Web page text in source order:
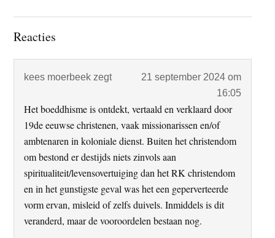
Lees
Reacties
kees moerbeek zegt
21 september 2024 om
16:05
Het boeddhisme is ontdekt, vertaald en verklaard door
19de eeuwse christenen, vaak missionarissen en/of
ambtenaren in koloniale dienst. Buiten het christendom
om bestond er destijds niets zinvols aan
spiritualiteit/levensovertuiging dan het RK christendom
en in het gunstigste geval was het een geperverteerde
vorm ervan, misleid of zelfs duivels. Inmiddels is dit
veranderd, maar de vooroordelen bestaan nog.